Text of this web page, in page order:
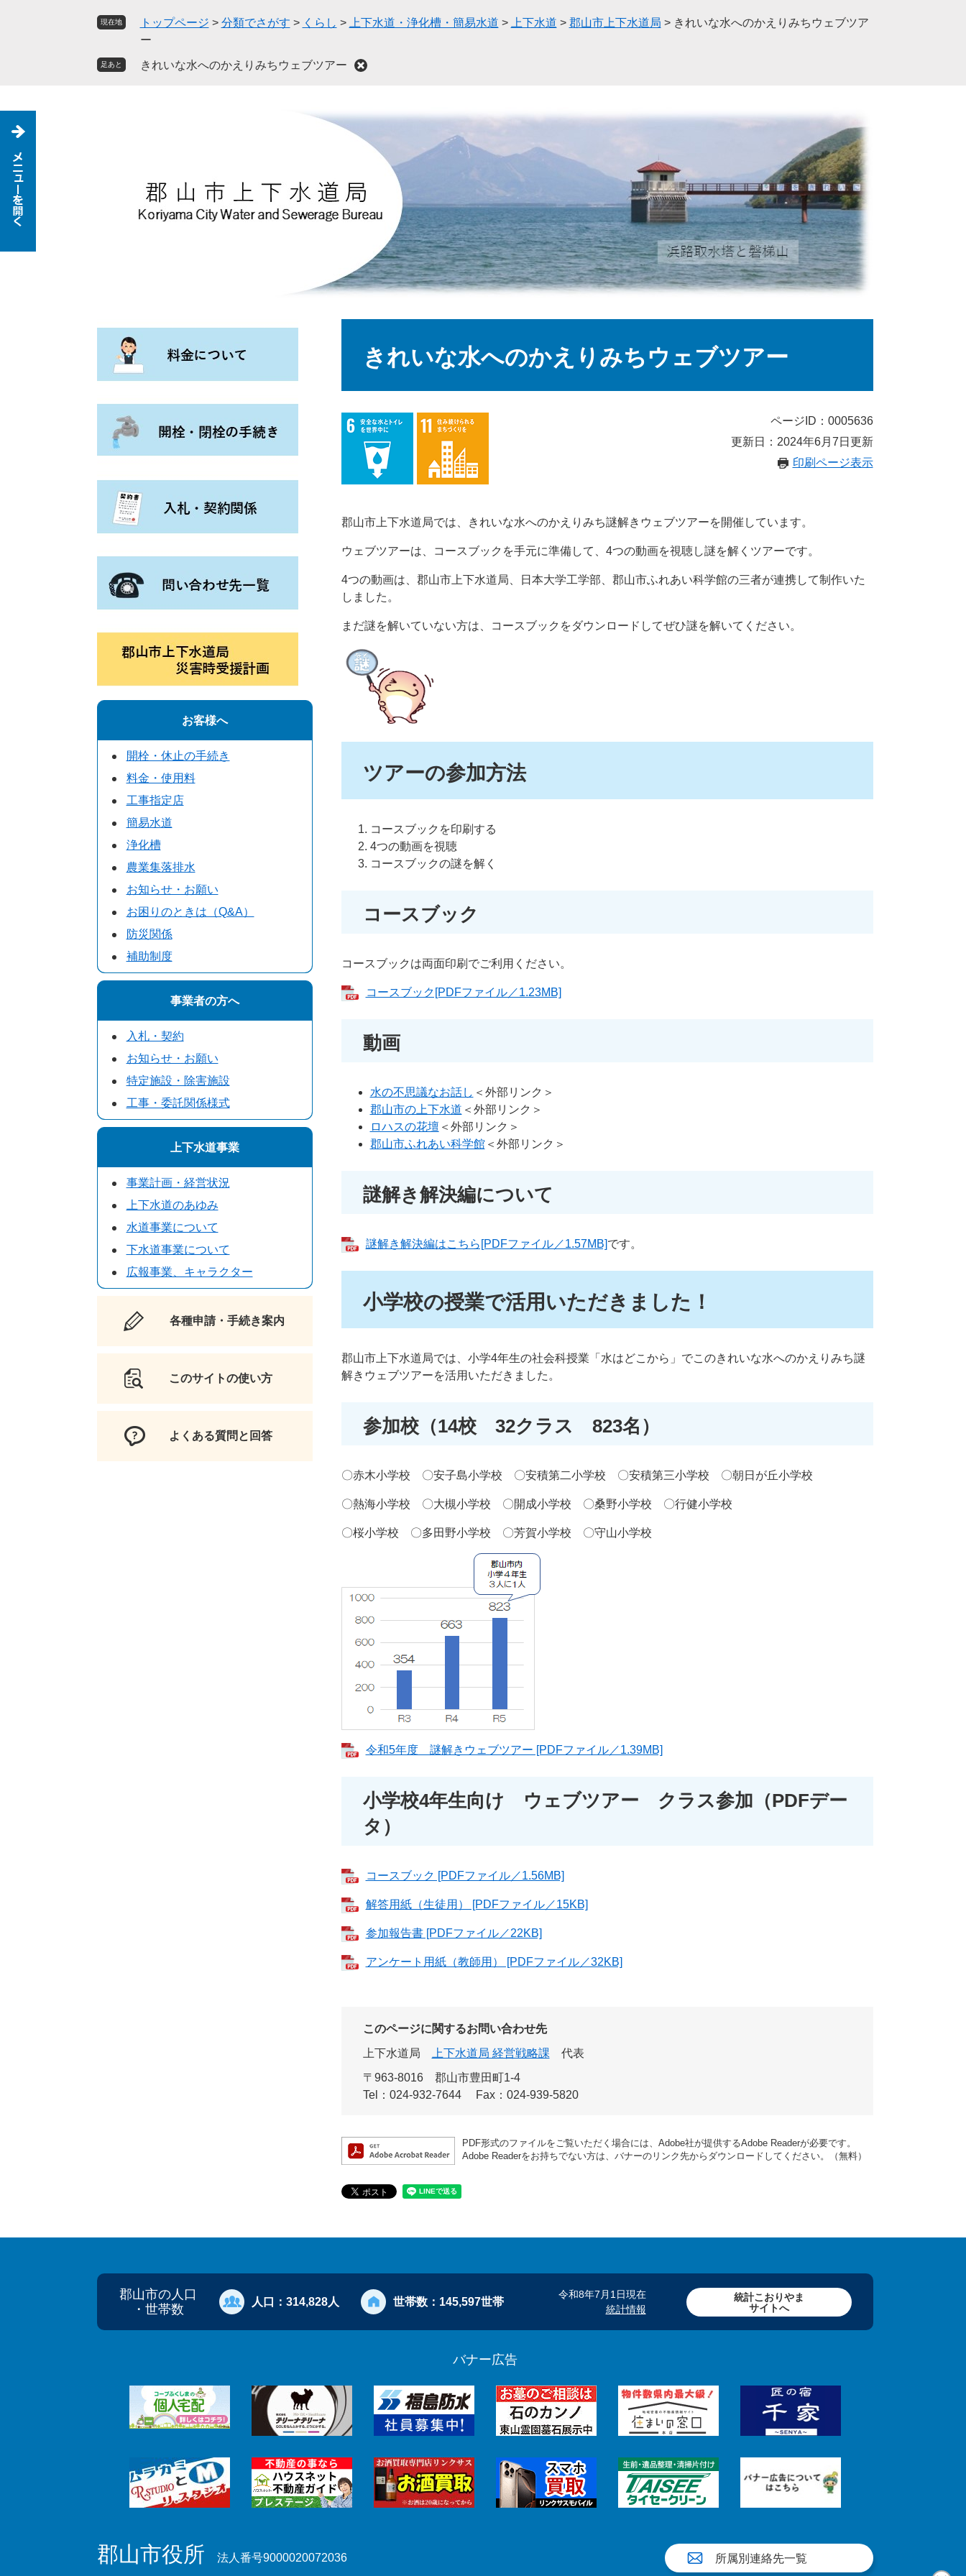
で
ば
現在地 トップページ > 分類でさがす > くらし > 上下水道・浄化槽・簡易水道 > 上下水道 > 郡山市上下水道局 > きれいな水へのかえりみちウェブツア
ー
足あと きれいな水へのかえりみちウェブツアー
きれいな水へのかえりみちウェブツアー
ページID：0005636
更新日：2024年6月7日更新
印刷ページ表示
郡山市上下水道局では、きれいな水へのかえりみち謎解きウェブツアーを開催しています。
ウェブツアーは、コースブックを手元に準備して、4つの動画を視聴し謎を解くツアーです。
4つの動画は、郡山市上下水道局、日本大学工学部、郡山市ふれあい科学館の三者が連携して制作いた
しました。
まだ謎を解いていない方は、コースブックをダウンロードしてぜひ謎を解いてください。
ツアーの参加方法
コースブックを印刷する
4つの動画を視聴
コースブックの謎を解く
コースブック
コースブックは両面印刷でご利用ください。
コースブック[PDFファイル／1.23MB]
動画
水の不思議なお話し ＜外部リンク＞
郡山市の上下水道 ＜外部リンク＞
ロハスの花壇 ＜外部リンク＞
郡山市ふれあい科学館＜外部リンク＞
謎解き解決編について
謎解き解決編はこちら[PDFファイル／1.57MB]です。
小学校の授業で活用いただきました！
郡山市上下水道局では、小学4年生の社会科授業「水はどこから」でこのきれいな水へのかえりみち謎
解きウェブツアーを活用いただきました。
参加校（14校 32クラス 823名）
〇赤木小学校 〇安子島小学校 〇安積第二小学校 〇安積第三小学校 〇朝日が丘小学校
〇熱海小学校 〇大槻小学校 〇開成小学校 〇桑野小学校 〇行健小学校
〇桜小学校 〇多田野小学校 〇芳賀小学校 〇守山小学校
令和5年度 謎解きウェブツアー [PDFファイル／1.39MB]
小学校4年生向け ウェブツアー クラス参加（PDFデー
タ）
コースブック [PDFファイル／1.56MB]
解答用紙（生徒用） [PDFファイル／15KB]
参加報告書 [PDFファイル／22KB]
アンケート用紙（教師用） [PDFファイル／32KB]
このページに関するお問い合わせ先
上下水道局
上下水道局 経営戦略課
代表
〒963-8016
郡山市豊田町1-4
Tel：024-932-7644
Fax：024-939-5820
PDF形式のファイルをご覧いただく場合には、Adobe社が提供するAdobe Readerが必要です。
Adobe Readerをお持ちでない方は、バナーのリンク先からダウンロードしてください。（無料）
お客様へ
開栓・休止の手続き
料金・使用料
工事指定店
簡易水道
浄化槽
農業集落排水
お知らせ・お願い
お困りのときは（Q&A）
防災関係
補助制度
事業者の方へ
入札・契約
お知らせ・お願い
特定施設・除害施設
工事・委託関係様式
上下水道事業
事業計画・経営状況
上下水道のあゆみ
水道事業について
下水道事業について
広報事業、キャラクター
各種申請・手続き案内
このサイトの使い方
よくある質問と回答
郡山市の人口
・世帯数
人口： 314,828人 世帯数： 145,597世帯
令和8年7月1日現在
統計情報
統計こおりやま
サイトへ
バナー広告
郡山市役所 法人番号9000020072036 所属別連絡先一覧